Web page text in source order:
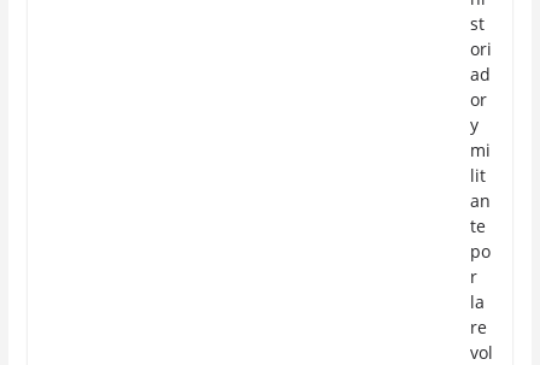
st
ori
ad
or
y
mi
lit
an
te
po
r
la
re
vol